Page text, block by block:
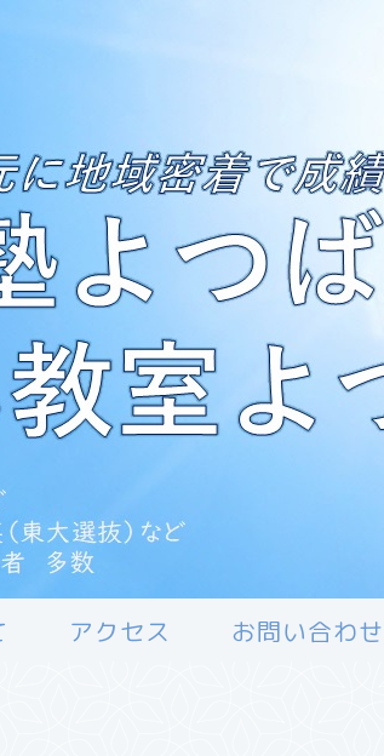
アクセス お問い合わせ